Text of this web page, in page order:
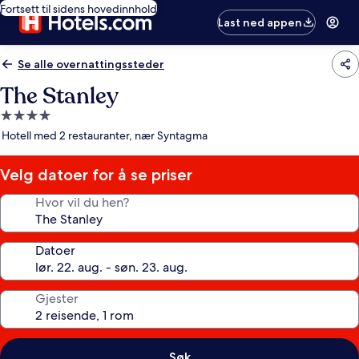
Fortsett til sidens hovedinnhold
Last ned appen
Se alle overnattingssteder
The Stanley
Overnattingssted
med
stjerner
Hotell med 2 restauranter, nær Syntagma
Velg datoer for å se priser
Hvor vil du hen?
Datoer
Gjester